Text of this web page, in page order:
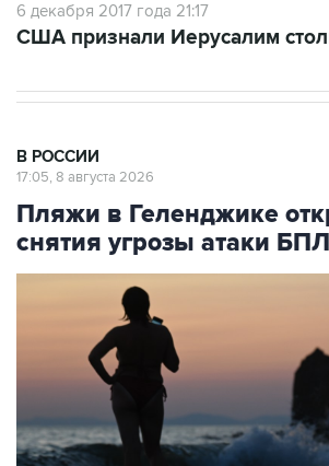
6 декабря 2017 года 21:17
США признали Иерусалим
В РОССИИ
17:05, 8 августа 2026
Пляжи в Геленджике
снятия угрозы атаки